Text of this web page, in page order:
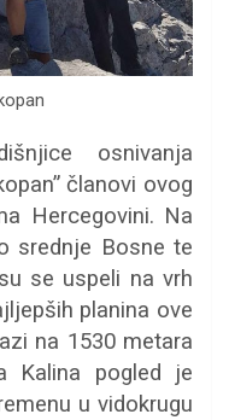
osnivanja
članovi ovog
Hercegovini. Na
srednje Bosne te
se uspeli na vrh
planina ove
na 1530 metara
Kalina pogled je
u vidokrugu